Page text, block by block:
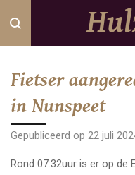
Ga
direct
hoofdinhoud
Fietser
in Nunspeet
Gepubliceerd op 22 juli
Rond 07:32uur is er op de